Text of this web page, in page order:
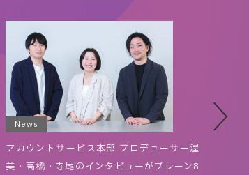
News
アカウントサービス本部 プロデューサー渥
美・高橋・寺尾のインタビューがブレーン8